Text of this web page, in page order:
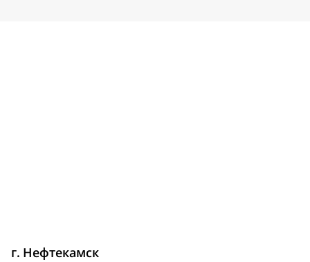
г. Нефтекамск